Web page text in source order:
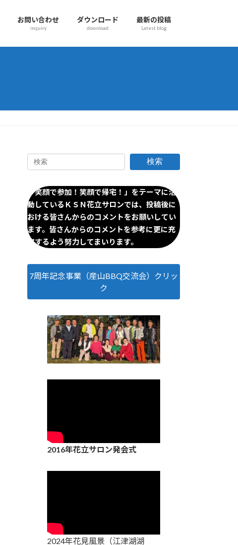
お問い合わせ
inquiry
ダウンロード
download
最新の投稿
Latest blog
検索
「笑顔で参加！笑顔で帰宅！」をテーマに活
動しているＫＳＮ花立サロンでは、投稿後に
おける皆さんからのコメントをお願いしてい
ます。皆さんからのコメントを参考に更に充
実するよう努力してまいります。
7周年記念事業（産山BBQ交流会）クリッ
ク
2016年花立サロン発会式
2024年花見風景（江津湖湖